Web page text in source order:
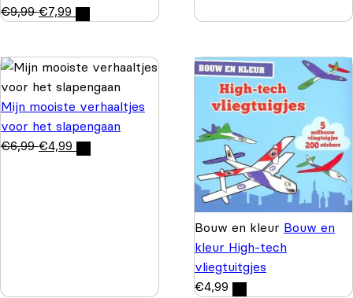
€9,99 €7,99
Mijn mooiste verhaaltjes
voor het slapengaan
€6,99 €4,99
Bouw en kleur Bouw en
kleur High-tech
vliegtuitgjes
€4,99